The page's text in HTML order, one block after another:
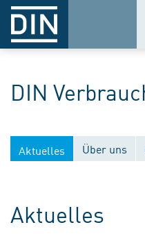
DIN
Aktuelles Über uns
Aktuelles